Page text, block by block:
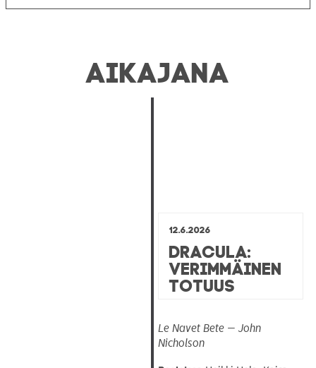
AIKAJANA
12.6.2026
Dracula:
Verimmäinen
totuus
Le Navet Bete — John
Nicholson